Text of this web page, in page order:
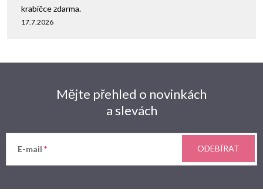
17.7.2026
krabičce zdarma.
Mějte přehled o novinkách
a slevách
E-mail ODEBÍRAT